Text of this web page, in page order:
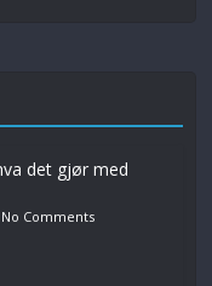
det gjør med
No Comments